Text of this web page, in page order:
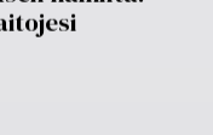
asiantuntevaa
tarpeisiin,